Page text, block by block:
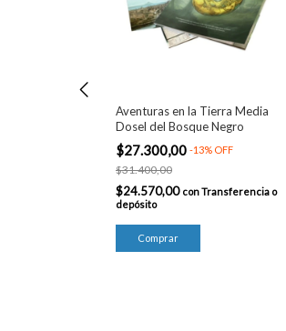
Aventuras en la Tierra Media
Dosel del Bosque Negro
$27.300,00 -13% OFF
$31.400,00
$24.570,00 conTransferencia o
depósito